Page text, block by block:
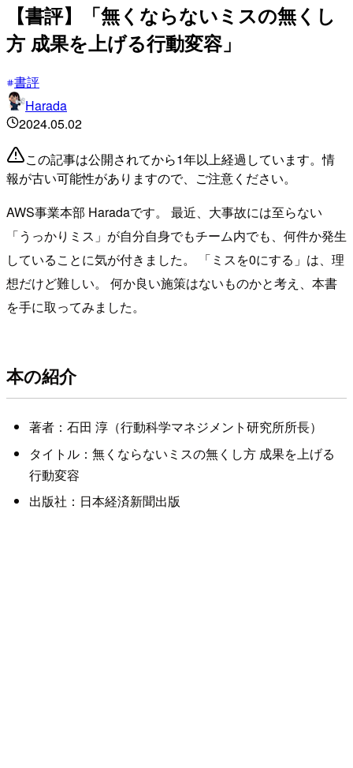
【書評】「無くならないミスの無くし
方 成果を上げる行動変容」
書評
Harada
2024.05.02
この記事は公開されてから1年以上経過しています。情
報が古い可能性がありますので、ご注意ください。
AWS事業本部 Haradaです。 最近、大事故には至らない
「うっかりミス」が自分自身でもチーム内でも、何件か発生
していることに気が付きました。 「ミスを0にする」は、理
想だけど難しい。 何か良い施策はないものかと考え、本書
を手に取ってみました。
本の紹介
著者：石田 淳（行動科学マネジメント研究所所長）
タイトル：無くならないミスの無くし方 成果を上げる
行動変容
出版社：日本経済新聞出版